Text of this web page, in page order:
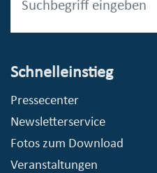
Schnelleinstieg
Pressecenter
Newsletterservice
Fotos zum Download
Veranstaltungen